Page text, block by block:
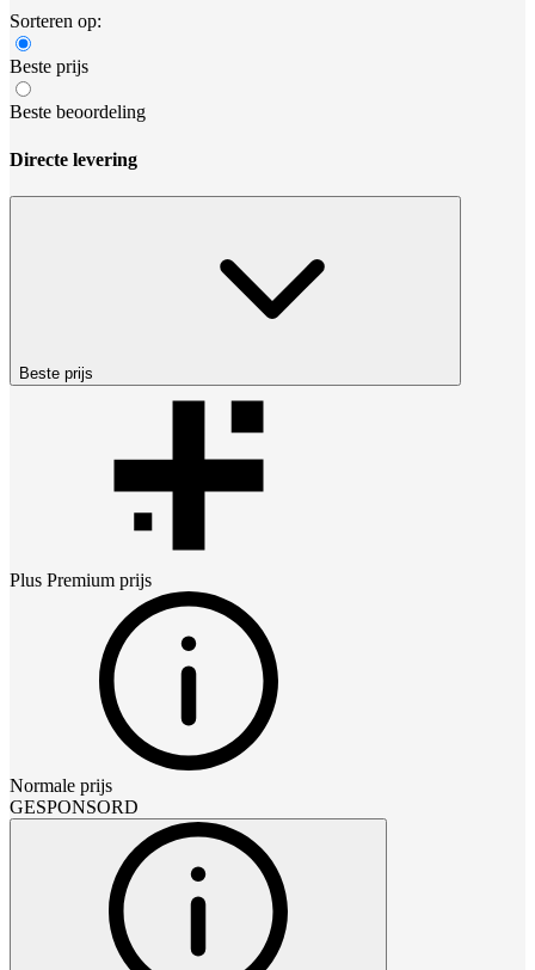
Sorteren op:
Beste prijs
Beste beoordeling
Directe levering
Beste prijs
Plus Premium prijs
Normale prijs
GESPONSORD